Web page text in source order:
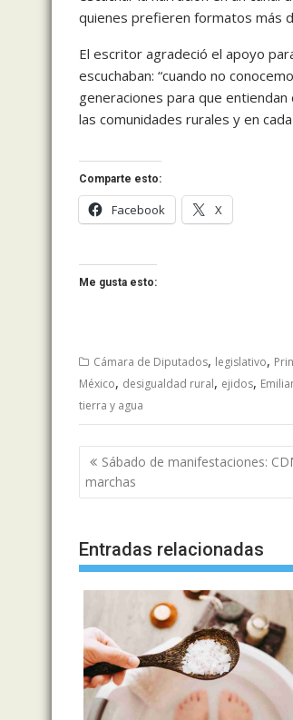
quienes prefieren formatos más
El escritor agradeció el apoyo
escuchaban: “cuando no
generaciones para que
las comunidades rurales y en
Comparte esto:
Facebook X
Me gusta esto:
Cámara de Diputados, legislativo,
México, desigualdad rural, ejidos,
tierra y agua
Navegación
de
entradas
Sábado de manifestaciones:
marchas
Entradas relacionadas